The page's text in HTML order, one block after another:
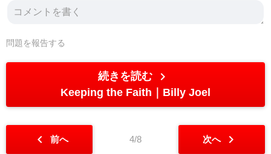
問題を報告する
続きを読む chevron_right
Keeping the Faith Billy Joel
chevron_left 前へ 4/8 次へ chevron_right